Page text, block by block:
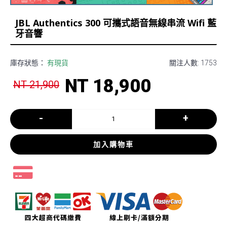
JBL Authentics 300 可攜式語音無線串流 Wifi 藍
牙音響
關注人數: 1753
庫存狀態： 有現貨
NT 21,900 NT 18,900
- +
加入購物車